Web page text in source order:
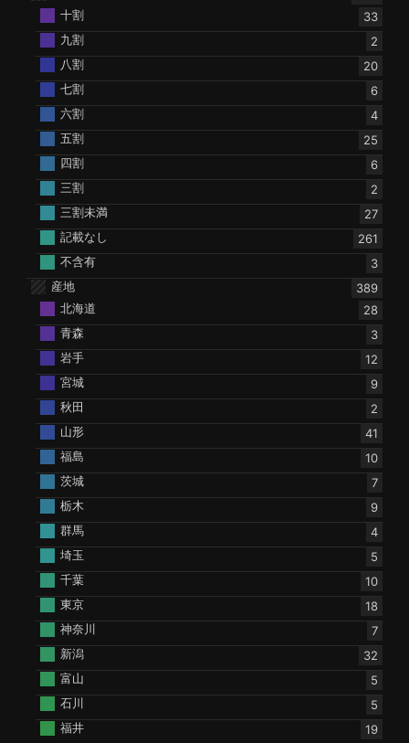
十割
33
九割
2
八割
20
七割
6
六割
4
五割
25
四割
6
三割
2
三割未満
27
記載なし
261
不含有
3
産地
389
北海道
28
青森
3
岩手
12
宮城
9
秋田
2
山形
41
福島
10
茨城
7
栃木
9
群馬
4
埼玉
5
千葉
10
東京
18
神奈川
7
新潟
32
富山
5
石川
5
福井
19